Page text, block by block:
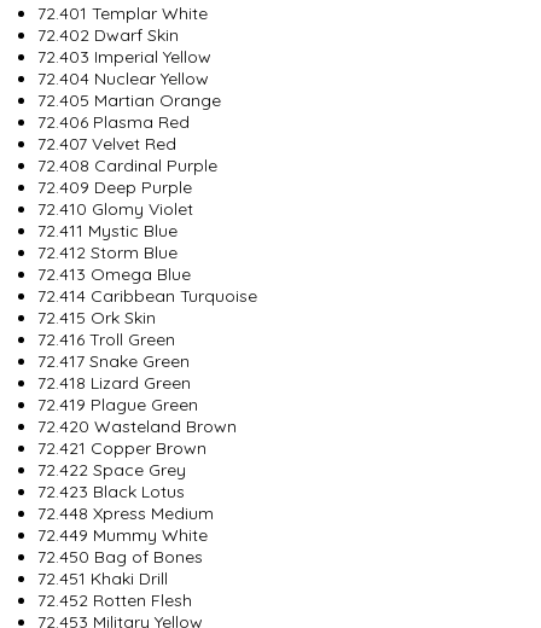
72.401 Templar White
72.402 Dwarf Skin
72.403 Imperial Yellow
72.404 Nuclear Yellow
72.405 Martian Orange
72.406 Plasma Red
72.407 Velvet Red
72.408 Cardinal Purple
72.409 Deep Purple
72.410 Glomy Violet
72.411 Mystic Blue
72.412 Storm Blue
72.413 Omega Blue
72.414 Caribbean Turquoise
72.415 Ork Skin
72.416 Troll Green
72.417 Snake Green
72.418 Lizard Green
72.419 Plague Green
72.420 Wasteland Brown
72.421 Copper Brown
72.422 Space Grey
72.423 Black Lotus
72.448 Xpress Medium
72.449 Mummy White
72.450 Bag of Bones
72.451 Khaki Drill
72.452 Rotten Flesh
72.453 Military Yellow